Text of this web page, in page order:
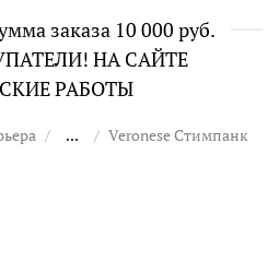
заказа 10 000 руб.
НА САЙТЕ
РАБОТЫ
... Veronese Стимпанк